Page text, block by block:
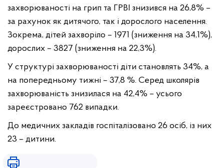
захворюваності на грип та ГРВІ знизився на 26,8% –
за рахунок як дитячого, так і дорослого населення.
Зокрема, дітей захворіло – 1971 (зниження на 34,1%),
дорослих – 3827 (зниження на 22,3%).
У структурі захворюваності діти становлять 34%, а
на попередньому тижні – 37,8 %. Серед школярів
захворюваність знизилася на 42,4% – усього
зареєстровано 762 випадки.
До медичних закладів госпіталізовано 26 осіб, із них
23 – дитини.